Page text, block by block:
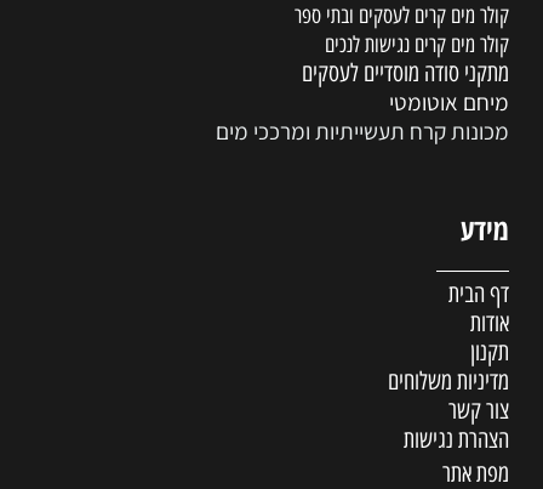
קולר מים קרים לעסקים ובתי ספר
קולר מים קרים נגישות לנכים
מתקני סודה מוסדיים לעסקים
מיחם אוטומטי
מכונות קרח תעשייתיות ומרככי מים
מידע
דף הבית
אודות
תקנון
מדיניות משלוחים
צור קשר
הצהרת נגישות
מפת אתר